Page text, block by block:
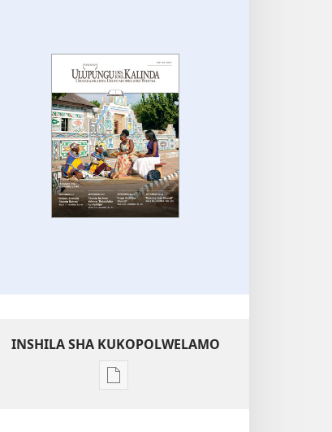
INSHILA SHA KUKOPOLWELAMO
Inshila